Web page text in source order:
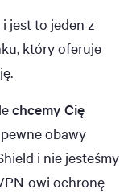
jest to jeden z
który oferuje
chcemy Cię
obawy
i nie jesteśmy
owi ochronę